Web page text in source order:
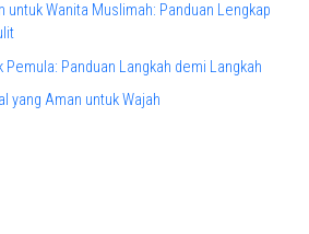
untuk Wanita Muslimah: Panduan Lengkap
Pemula: Panduan Langkah demi Langkah
yang Aman untuk Wajah